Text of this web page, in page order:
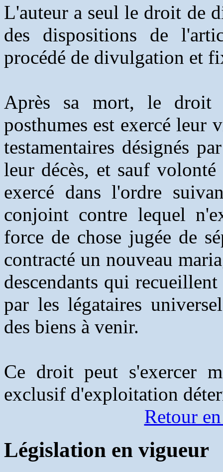
L'auteur a seul le droit de
des dispositions de
procédé de divulgation et
Après sa mort, le droit
posthumes est exercé leur
testamentaires désignés
leur décès, et sauf
exercé dans l'ordre
conjoint contre lequel
force de chose jugée de
contracté un nouveau
descendants qui
par les légataires
des biens à venir.
Ce droit peut s'exercer
exclusif d'exploitation
Retour
Législation en vigueur